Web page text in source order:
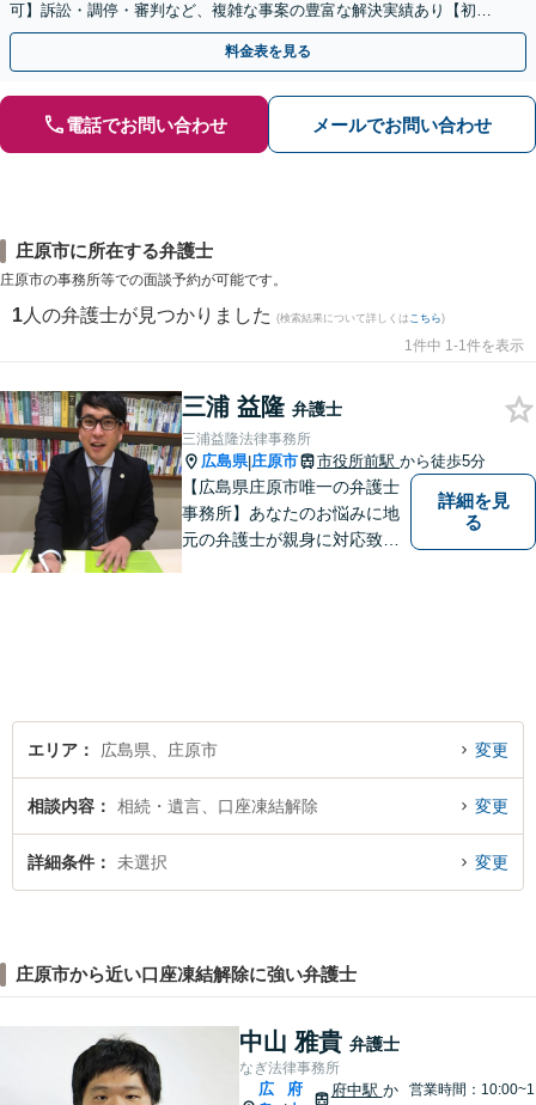
可】訴訟・調停・審判など、複雑な事案の豊富な解決実績あり【初回
相談無料】初回面談のみで解決できるケースもあります
料金表を見る
電話でお問い合わせ メールでお問い合わせ
庄原市に所在する弁護士
庄原市の事務所等での面談予約が可能です。
1 人の弁護士が見つかりました (検索結果について詳しくは こちら)
1件中 1-1件を表示
三浦 益隆 弁護士
三浦益隆法律事務所
広島県|庄原市 市役所前駅 から徒歩5分
【広島県庄原市唯一の弁護士
事務所】あなたのお悩みに地
元の弁護士が親身に対応致し
詳細を見
る
エリア 広島県、庄原市 変更
相談内容 相続・遺言、口座凍結解除 変更
詳細条件 未選択 変更
庄原市から近い口座凍結解除に強い弁護士
中山 雅貴 弁護士
なぎ法律事務所
広
府
府中駅 か
営業時間：10:00~1